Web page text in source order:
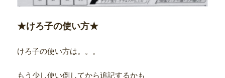
★けろ子の使い方★
けろ子の使い方は。。。
もう少し使い倒してから追記するかも